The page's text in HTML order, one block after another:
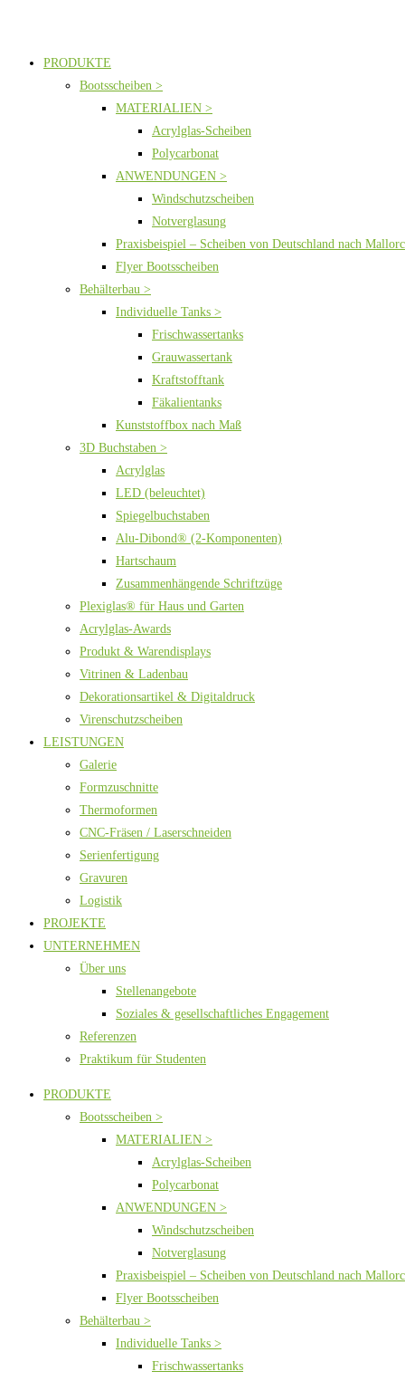
PRODUKTE
Bootsscheiben >
MATERIALIEN >
Acrylglas-Scheiben
Polycarbonat
ANWENDUNGEN >
Windschutzscheiben
Notverglasung
Praxisbeispiel – Scheiben von Deutschland nach
Flyer Bootsscheiben
Behälterbau >
Individuelle Tanks >
Frischwassertanks
Grauwassertank
Kraftstofftank
Fäkalientanks
Kunststoffbox nach Maß
3D Buchstaben >
Acrylglas
LED (beleuchtet)
Spiegelbuchstaben
Alu-Dibond® (2-Komponenten)
Hartschaum
Zusammenhängende Schriftzüge
Plexiglas® für Haus und Garten
Acrylglas-Awards
Produkt & Warendisplays
Vitrinen & Ladenbau
Dekorationsartikel & Digitaldruck
Virenschutzscheiben
LEISTUNGEN
Galerie
Formzuschnitte
Thermoformen
CNC-Fräsen / Laserschneiden
Serienfertigung
Gravuren
Logistik
PROJEKTE
UNTERNEHMEN
Über uns
Stellenangebote
Soziales & gesellschaftliches Engagement
Referenzen
Praktikum für Studenten
PRODUKTE
Bootsscheiben >
MATERIALIEN >
Acrylglas-Scheiben
Polycarbonat
ANWENDUNGEN >
Windschutzscheiben
Notverglasung
Praxisbeispiel – Scheiben von Deutschland nach
Flyer Bootsscheiben
Behälterbau >
Individuelle Tanks >
Frischwassertanks